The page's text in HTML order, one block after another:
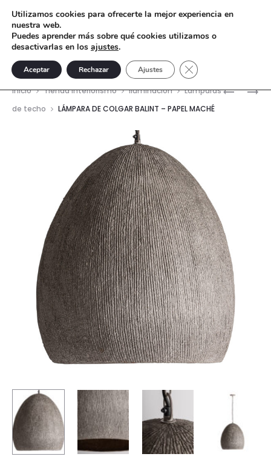
APLIQUE
LÁMPARA
Inicio Tienda interiorismo Iluminación
Lámparas
de techo
LÁMPARA DE COLGAR BALINT – PAPEL MACHÉ
Utilizamos cookies para ofrecerte la mejor experiencia en
nuestra web.
Puedes aprender más sobre qué cookies utilizamos o
desactivarlas en los ajustes.
Aceptar Rechazar Ajustes Cerrar el banner de